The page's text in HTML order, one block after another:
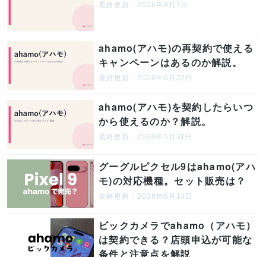
最終更新：2026年8月7日
ahamo(アハモ)の再契約で使える
キャンペーンはあるのか解説。
最終更新：2026年6月22日
ahamo(アハモ)を契約したらいつ
から使えるのか？解説。
最終更新：2026年5月31日
グーグルピクセル9はahamo(アハ
モ)の対応機種。セット販売は？
最終更新：2026年6月14日
ビックカメラでahamo（アハモ）
は契約できる？店頭申込が可能な
条件と注意点を解説